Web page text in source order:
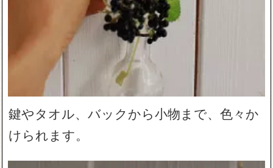
鍵やタオル、バックから小物まで、色々か
けられます。